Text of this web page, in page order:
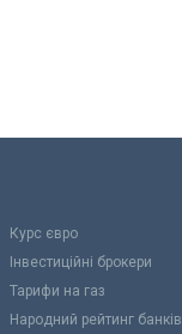
Курс євро
Інвестиційні брокери
Тарифи на газ
Народний рейтинг банків